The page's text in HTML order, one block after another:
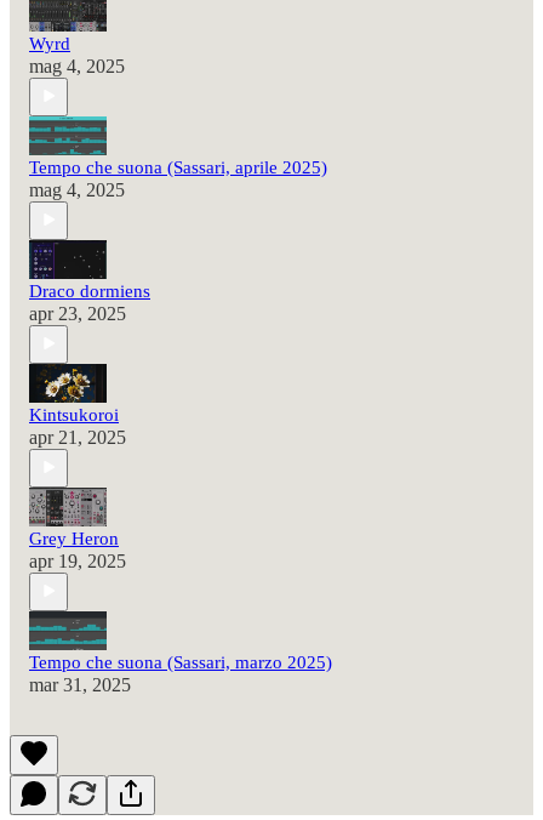
Wyrd
mag 4, 2025
Tempo che suona (Sassari, aprile 2025)
mag 4, 2025
Draco dormiens
apr 23, 2025
Kintsukoroi
apr 21, 2025
Grey Heron
apr 19, 2025
Tempo che suona (Sassari, marzo 2025)
mar 31, 2025